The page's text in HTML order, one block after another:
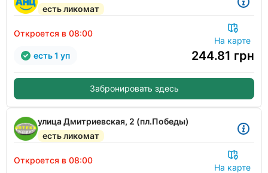
есть ликомат
Откроется в 08:00
На карте
244.81 грн
есть 1 уп
Забронировать здесь
улица Дмитриевская, 2 (пл.Победы)
есть ликомат
Откроется в 08:00
На карте